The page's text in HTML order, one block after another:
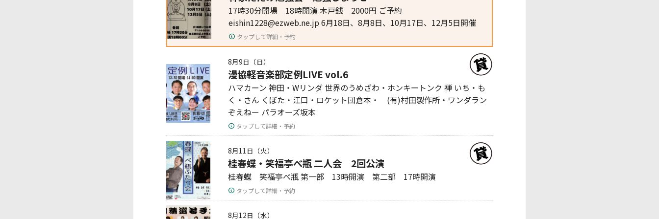
17時30分開場 18時開演 木戸銭 2000円 ご予約
eishin1228@ezweb.ne.jp 6月18日、8月8日、10月17日、12月5日開催
タップして詳細・予約
8月9日（日）
漫協軽音楽部定例LIVE vol.6
ハマカーン 神田・Wリンダ 世界のうめざわ・ホンキートンク 禅 いち・も
く・さん くぼた・江口・ロケット団倉本・ (有)村田製作所・ワンダラン
ぞえねー パラオーズ坂本
タップして詳細・予約
8月11日（火）
桂春蝶・笑福亭べ瓶 二人会 2回公演
桂春蝶 笑福亭べ瓶 第一部 13時開演 第二部 17時開演
タップして詳細・予約
8月12日（水）